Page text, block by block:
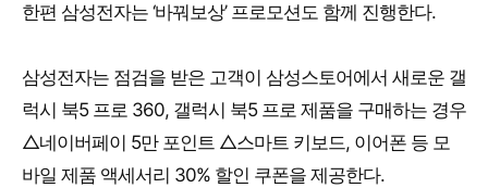
한편 삼성전자는 ‘바꿔보상’ 프로모션도 함께 진행한다.
삼성전자는 점검을 받은 고객이 삼성스토어에서 새로운 갤
럭시 북5 프로 360, 갤럭시 북5 프로 제품을 구매하는 경우
△네이버페이 5만 포인트 △스마트 키보드, 이어폰 등 모
바일 제품 액세서리 30% 할인 쿠폰을 제공한다.